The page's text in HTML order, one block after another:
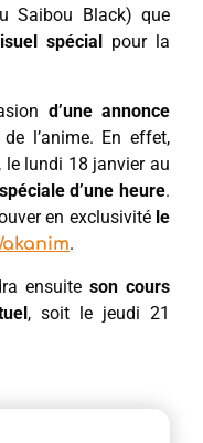
Saibou Black) que
spécial pour la
d’une annonce
l’anime. En effet,
, le lundi 18 janvier au
d’une heure.
en exclusivité le
.
ensuiteson cours
, soit le jeudi 21